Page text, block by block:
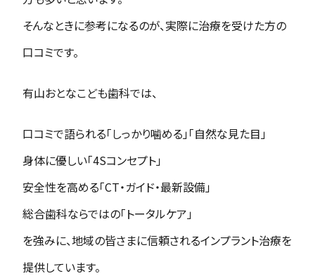
そんなときに参考になるのが、実際に治療を受けた方の
口コミです。
有山おとなこども歯科では、
口コミで語られる「しっかり噛める」「自然な見た目」
身体に優しい「4Sコンセプト」
安全性を高める「CT・ガイド・最新設備」
総合歯科ならではの「トータルケア」
を強みに、地域の皆さまに信頼されるインプラント治療を
提供しています。